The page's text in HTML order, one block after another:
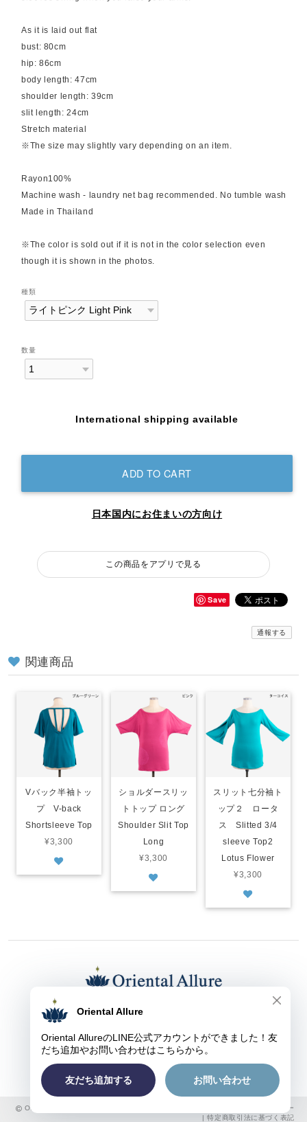
As it is laid out flat
bust: 80cm
hip: 86cm
body length: 47cm
shoulder length: 39cm
slit length: 24cm
Stretch material
※The size may slightly vary depending on an item.
Rayon100%
Machine wash - laundry net bag recommended. No tumble wash
Made in Thailand
※The color is sold out if it is not in the color selection even
though it is shown in the photos.
種類
数量
International shipping available
ADD TO CART
日本国内にお住まいの方向け
この商品をアプリで見る
Save
通報する
関連商品
Vバック半袖トッ
プ V-back
Shortsleeve Top
¥3,300
ショルダースリッ
トトップ ロング
Shoulder Slit Top
Long
¥3,300
スリット七分袖ト
ップ２ ロータ
ス Slitted 3/4
sleeve Top2
Lotus Flower
¥3,300
東京都渋谷区上原１-３-９ オリエンタル アルーア
E-mail：
kaori@oriental-allure.com
Oriental Allure ヨガウェア&グッズのオンラインショップ |
プライバシーポリシー
|特定商取引法に基づく表記